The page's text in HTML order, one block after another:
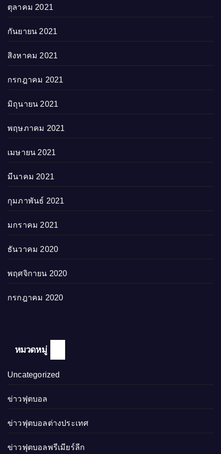
ตุลาคม 2021
กันยายน 2021
สิงหาคม 2021
กรกฎาคม 2021
มิถุนายน 2021
พฤษภาคม 2021
เมษายน 2021
มีนาคม 2021
กุมภาพันธ์ 2021
มกราคม 2021
ธันวาคม 2020
พฤศจิกายน 2020
กรกฎาคม 2020
หมวดหมู่
Uncategorized
ข่าวฟุตบอล
ข่าวฟุตบอลต่างประเทศ
ข่าวฟุตบอลพรีเมียร์ลีก